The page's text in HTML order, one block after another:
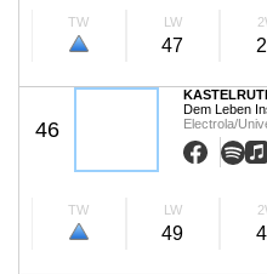
TW LW
47
46
Dem Leben
Electrola/
TW LW
49